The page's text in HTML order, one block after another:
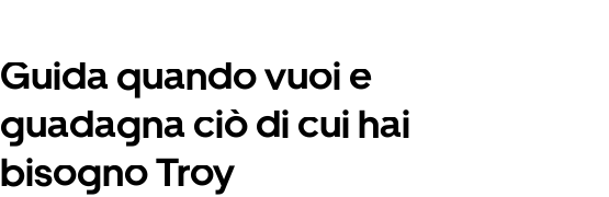
Guida quando vuoi e
guadagna ciò di cui hai
bisogno Troy